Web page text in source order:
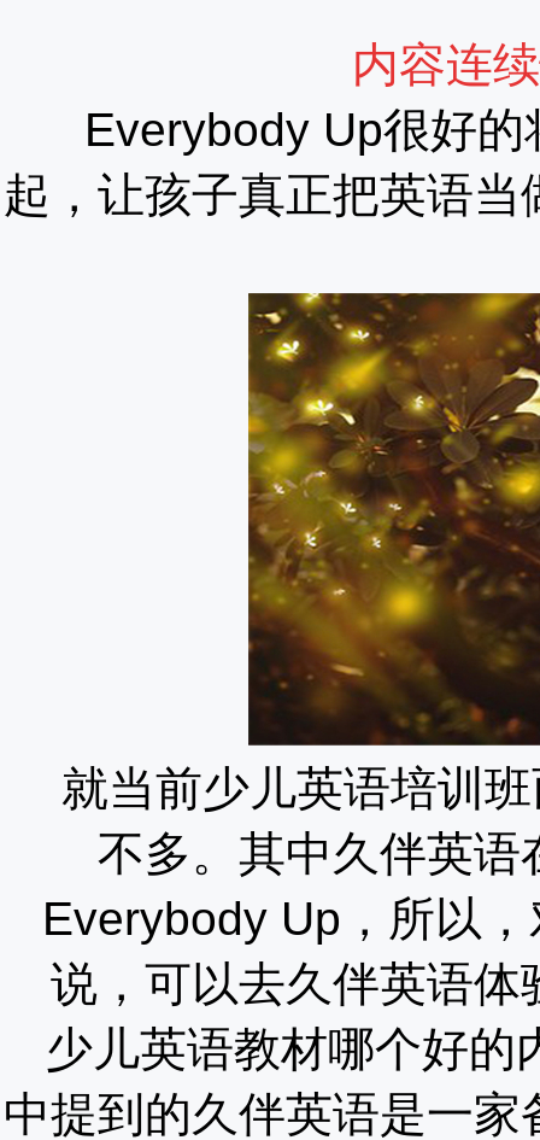
内容连
Everybody Up很好
起，让孩子真正把英语
就当前少儿英语培训
不多。其中久伴英
Everybody Up，所以
说，可以去久伴英语
少儿英语教材哪个好的
中提到的久伴英语是一